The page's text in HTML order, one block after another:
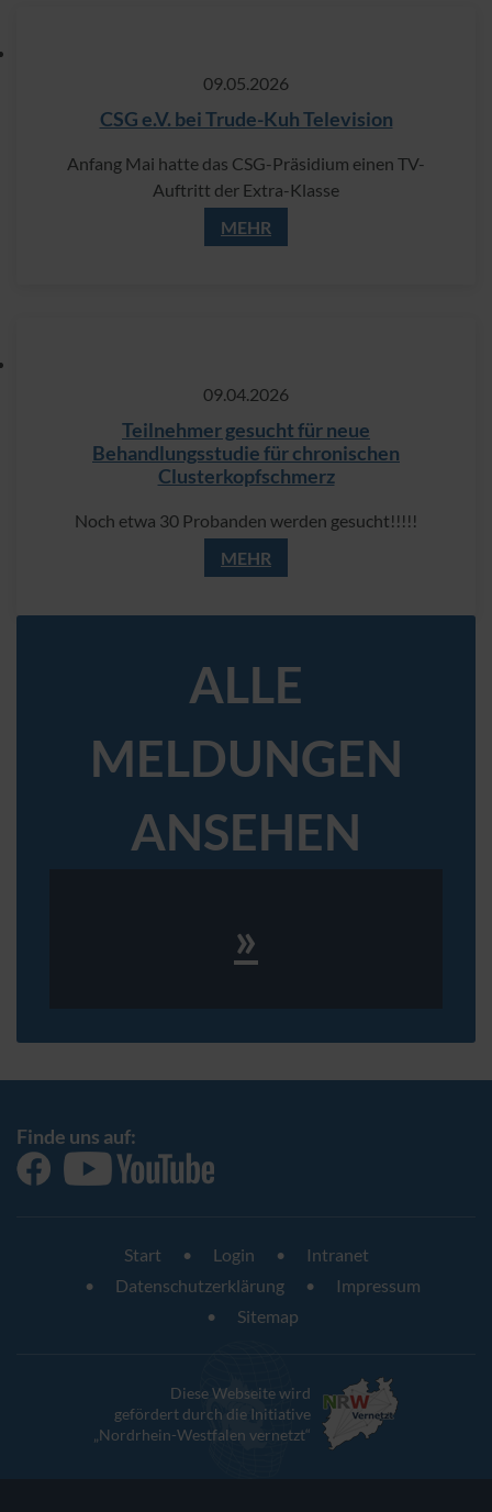
09.​05.​2026
CSG e.V. bei Trude-Kuh Television
Anfang Mai hatte das CSG-Präsidium einen TV-
Auftritt der Extra-Klasse
MEHR
09.​04.​2026
Teilnehmer gesucht für neue
Behandlungsstudie für chronischen
Clusterkopfschmerz
Noch etwa 30 Probanden werden gesucht!!!!!
MEHR
ALLE
MELDUNGEN
ANSEHEN
»
Finde uns auf:
Start Login
Intranet
Datenschutzerklärung
Impressum
Sitemap
Diese Webseite wird
gefördert durch die Initiative
„Nordrhein-Westfalen vernetzt“